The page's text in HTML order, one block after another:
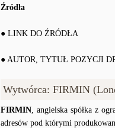
Źródła
● LINK DO ŹRÓDŁA
● AUTOR, TYTUŁ POZYCJI
Wytwórca: FIRMIN
FIRMIN, angielska spółka z
adresów pod którymi